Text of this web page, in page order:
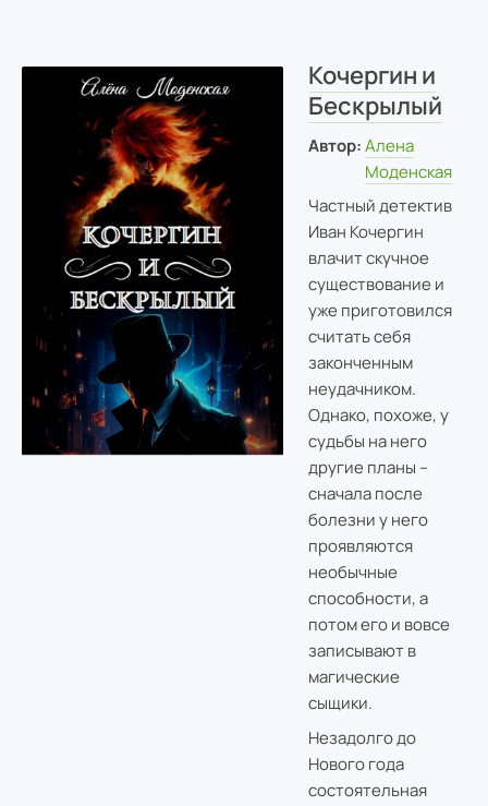
Кочергин и
Бескрылый
Автор: Алена
Моденская
Частный детектив
Иван Кочергин
влачит скучное
существование и
уже приготовился
считать себя
законченным
неудачником.
Однако, похоже, у
судьбы на него
другие планы –
сначала после
болезни у него
проявляются
необычные
способности, а
потом его и вовсе
записывают в
магические
сыщики.
Незадолго до
Нового года
состоятельная